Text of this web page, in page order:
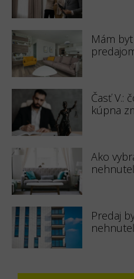
Mám
Časť V.:
kúpna
Ako
Predaj